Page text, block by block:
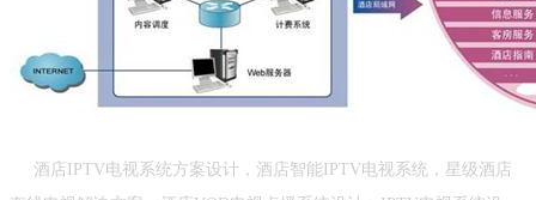
酒店IPTV电视系统方案设计，酒店智能IPTV电视系统，星级酒店